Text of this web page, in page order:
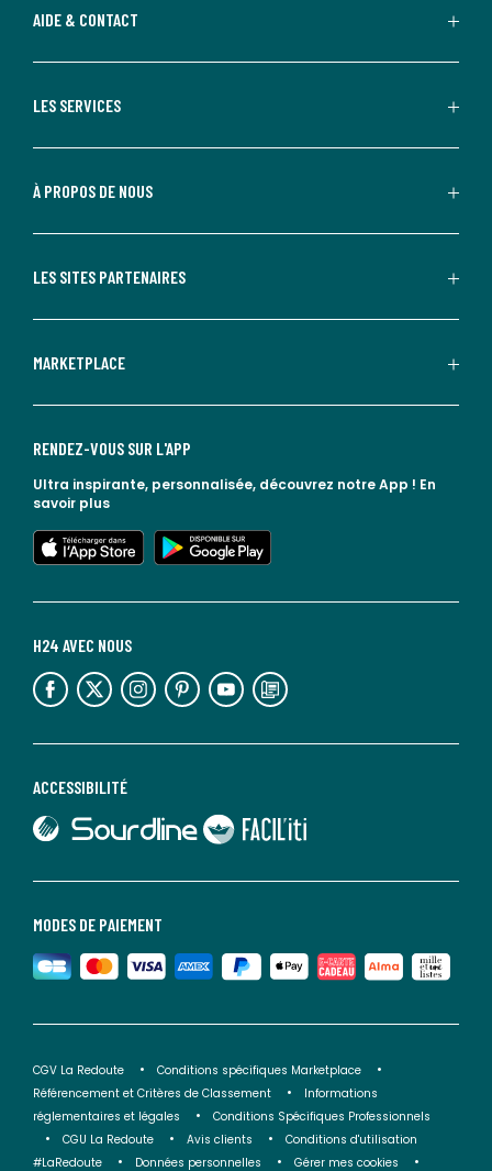
AIDE & CONTACT
LES SERVICES
À PROPOS DE NOUS
LES SITES PARTENAIRES
MARKETPLACE
MODES DE PAIEMENT
ACCESSIBILITÉ
lien vers Sourdline
lien vers Faciliti
H24 AVEC NOUS
lien vers l'espace réseaux sociaux lien vers l'espace réseaux sociaux lien vers l'espace réseaux sociaux lien vers l'espace réseaux sociaux lien vers l'espace réseaux sociaux lien vers le blog la redoute
RENDEZ-VOUS SUR L'APP
Ultra inspirante, personnalisée, découvrez notre App ! En
savoir plus
lien vers l'app store
lien vers google play
CGV La Redoute
Conditions spécifiques Marketplace
Référencement et Critères de Classement
Informations
réglementaires et légales
Conditions Spécifiques Professionnels
CGU La Redoute
Avis clients
Conditions d'utilisation
#LaRedoute
Données personnelles Gérer mes cookies